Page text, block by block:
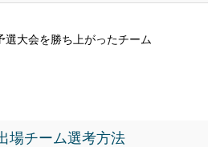
選大会を勝ち上がったチーム
チーム選考方法